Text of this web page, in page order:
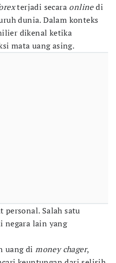
terjadi secara onlinedi
dunia. Dalam konteks
dikenal ketika
mata uang asing.
personal. Salah satu
negara lain yang
uang dimoney chager,